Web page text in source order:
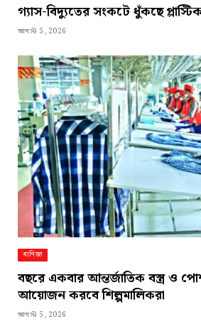
গ্যাস-বিদ্যুতের সংকটে ধুঁকছে
আগস্ট 5, 2026
বাণিজ্য
বছরে একবার আন্তর্জাতিক বস্ত্র ও
আয়োজন করবে শিল্পমালিকরা
আগস্ট 5, 2026